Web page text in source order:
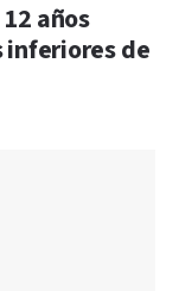
años
inferiores de